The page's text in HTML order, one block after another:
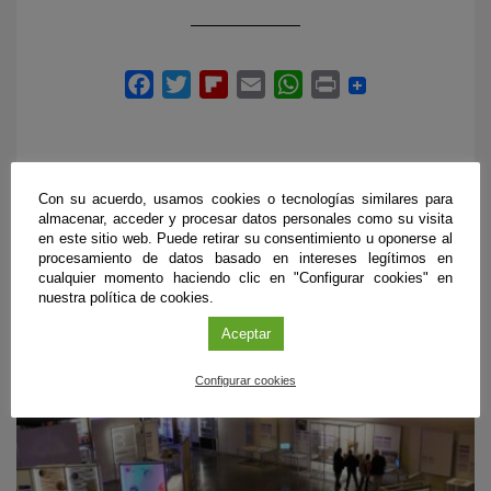
PRÓXIMOS EVENTOS
Con su acuerdo, usamos cookies o tecnologías similares para
almacenar, acceder y procesar datos personales como su visita
en este sitio web. Puede retirar su consentimiento u oponerse al
procesamiento de datos basado en intereses legítimos en
cualquier momento haciendo clic en "Configurar cookies" en
nuestra política de cookies.
Aceptar
Configurar cookies